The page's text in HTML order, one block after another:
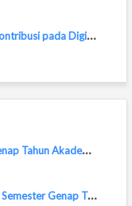
S
TMIK Banjarbaru Berkontribusi pada Digitalis...
U
jian Akhir Semester Genap Tahun Akademik 202...
B
atas Akhir Perkuliahan Semester Genap TA 202...